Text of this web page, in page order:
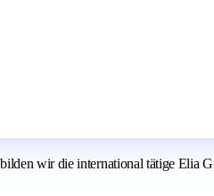
wir die international tätige Elia